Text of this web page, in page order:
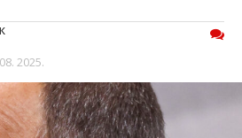
2025.